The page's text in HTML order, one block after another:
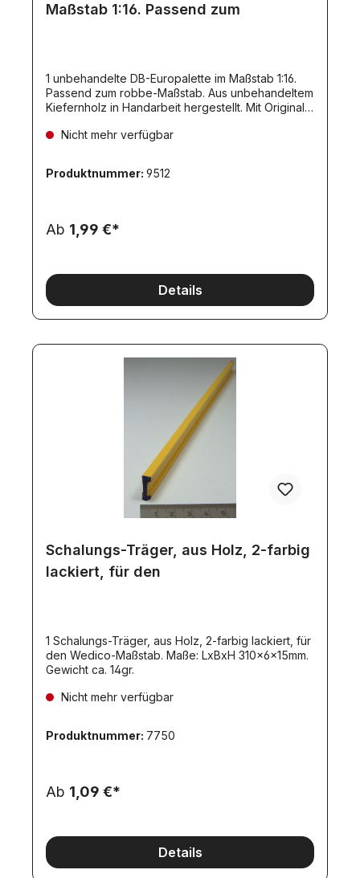
Maßstab 1:16. Passend zum
1 unbehandelte DB-Europalette im Maßstab 1:16.
Passend zum robbe-Maßstab. Aus unbehandeltem
Kiefernholz in Handarbeit hergestellt. Mit Original-
Europalette.Die Palette ist rundum sägerau und
9,5 mmDiesen Artikel haben wir nur in kleinen
Mengen am Lager! Die Lieferzeit kann deshalb ca.
Nicht mehr verfügbar
Produktnummer: 9512
Ab 1,99 €*
Details
Schalungs-Träger, aus Holz, 2-farbig
lackiert, für den
1 Schalungs-Träger, aus Holz, 2-farbig lackiert, für
den Wedico-Maßstab. Maße: LxBxH 310x6x15mm.
Gewicht ca. 14gr.
Nicht mehr verfügbar
Produktnummer: 7750
Ab 1,09 €*
Details